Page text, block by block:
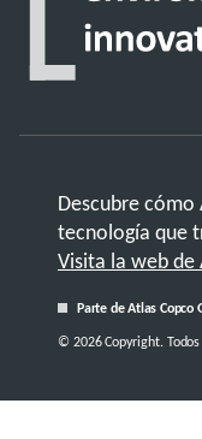
Descubre cómo
tecnología que
Visita la web de
Parte de Atlas Copco
© 2026 Copyright.